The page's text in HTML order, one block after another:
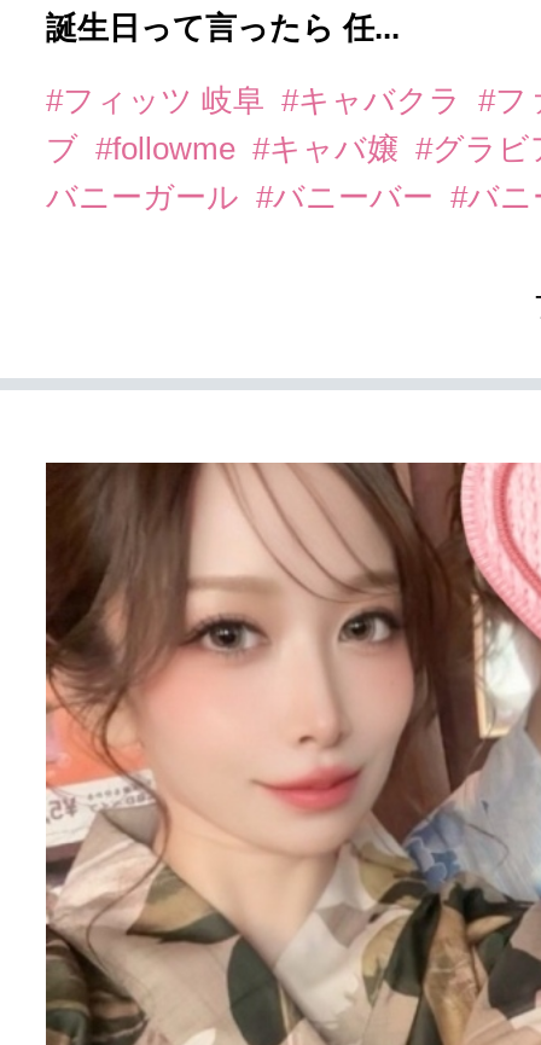
誕生日って言ったら 任...
#フィッツ 岐阜 #キャバクラ
#フ
ブ #followme #キャバ嬢 #グラ
バニーガール #バニーバー #バ